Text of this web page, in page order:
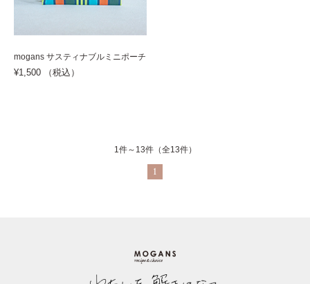
mogans サスティナブルミニポーチ
¥1,500 （税込）
1件～13件（全13件）
1